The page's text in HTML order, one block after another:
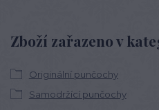
Zboží zařazeno v
Originální punčochy
Samodržící punčochy